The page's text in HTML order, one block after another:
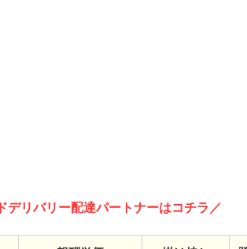
デリバリー配達パートナーはコチラ／